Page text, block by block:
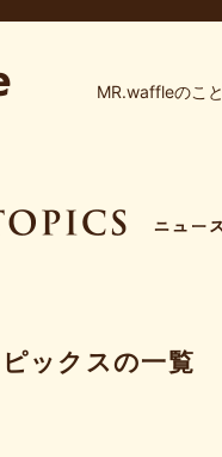
MR.waffleのこと
ックスの一覧